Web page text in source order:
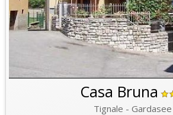
Casa Bruna
Tignale - Gardasee